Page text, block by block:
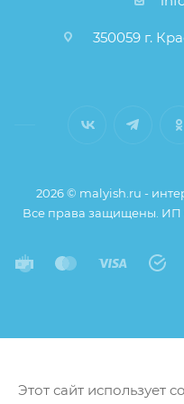
350059 г.
2026 © malyish.ru -
Все права защищены. ИП
Этот сайт использует